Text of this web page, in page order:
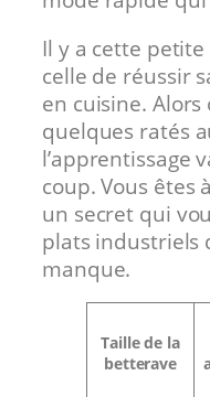
Il y a cette
celle de réussir
en cuisine.
quelques ratés
l’apprentissage
coup. Vous êtes
un secret qui
plats industriels
manque.
Taille de la
betterave